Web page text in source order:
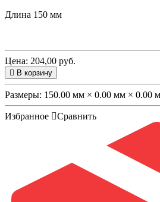
Длина 150 мм
Цена: 204,00 руб.
В корзину
Размеры: 150.00 мм × 0.00 мм × 0.00
Избранное Сравнить